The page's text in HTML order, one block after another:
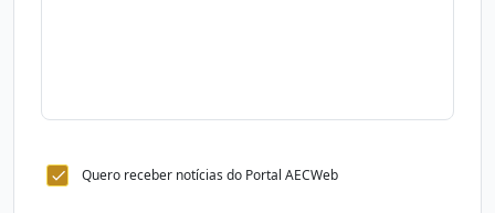
Quero receber notícias do Portal AECWeb